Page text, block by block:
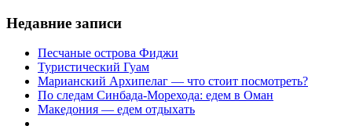
Недавние записи
Песчаные острова Фиджи
Туристический Гуам
Марианский Архипелаг — что стоит посмотреть?
По следам Синбада-Морехода: едем в Оман
Македония — едем отдыхать